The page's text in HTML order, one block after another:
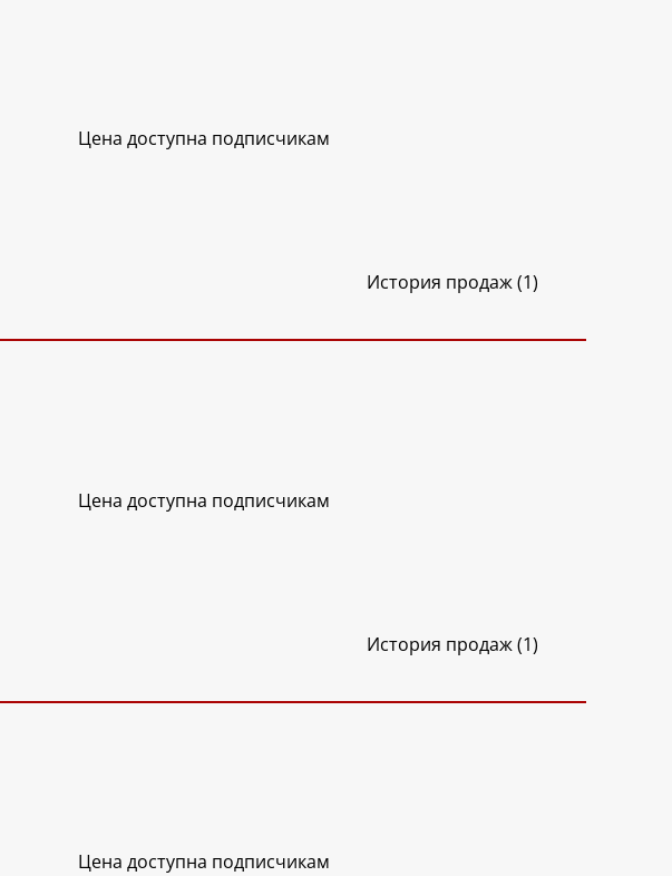
Цена доступна подписчикам
История продаж (1)
Цена доступна подписчикам
История продаж (1)
Цена доступна подписчикам